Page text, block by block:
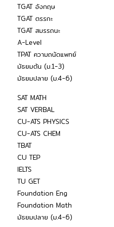
TGAT อังกฤษ
TGAT ตรรกะ
TGAT สมรรถนะ
A-Level
TPAT ความถนัดแพทย์
มัธยมต้น (ม.1-3)
มัธยมปลาย (ม.4-6)
SAT MATH
SAT VERBAL
CU-ATS PHYSICS
CU-ATS CHEM
TBAT
CU TEP
IELTS
TU GET
Foundation Eng
Foundation Math
มัธยมปลาย (ม.4-6)